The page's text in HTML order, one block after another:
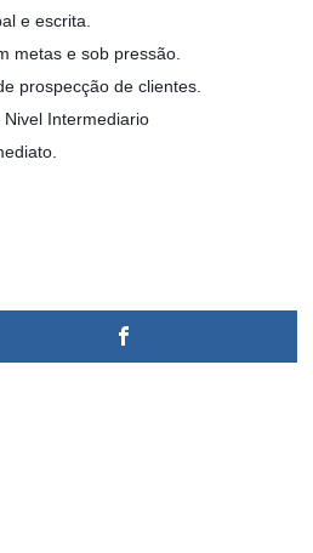
e escrita.
metas e sob pressão.
prospecção de clientes.
Intermediario